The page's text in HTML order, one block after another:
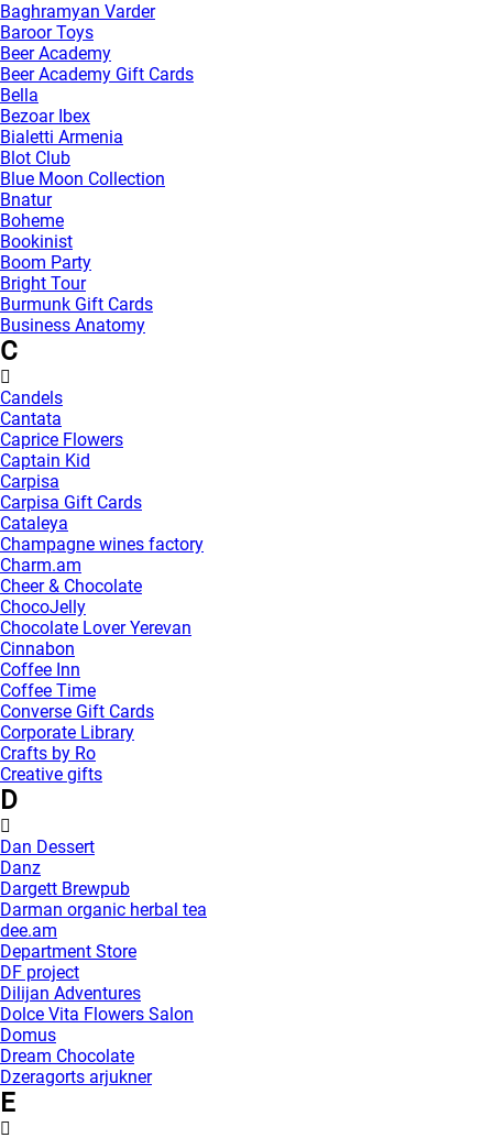
Baghramyan Varder
Baroor Toys
Beer Academy
Beer Academy Gift Cards
Bella
Bezoar Ibex
Bialetti Armenia
Blot Club
Blue Moon Collection
Bnatur
Boheme
Bookinist
Boom Party
Bright Tour
Burmunk Gift Cards
Business Anatomy
C
Candels
Cantata
Caprice Flowers
Captain Kid
Carpisa
Carpisa Gift Cards
Cataleya
Champagne wines factory
Charm.am
Cheer & Chocolate
ChocoJelly
Chocolate Lover Yerevan
Cinnabon
Coffee Inn
Coffee Time
Converse Gift Cards
Corporate Library
Crafts by Ro
Creative gifts
D
Dan Dessert
Danz
Dargett Brewpub
Darman organic herbal tea
dee.am
Department Store
DF project
Dilijan Adventures
Dolce Vita Flowers Salon
Domus
Dream Chocolate
Dzeragorts arjukner
E